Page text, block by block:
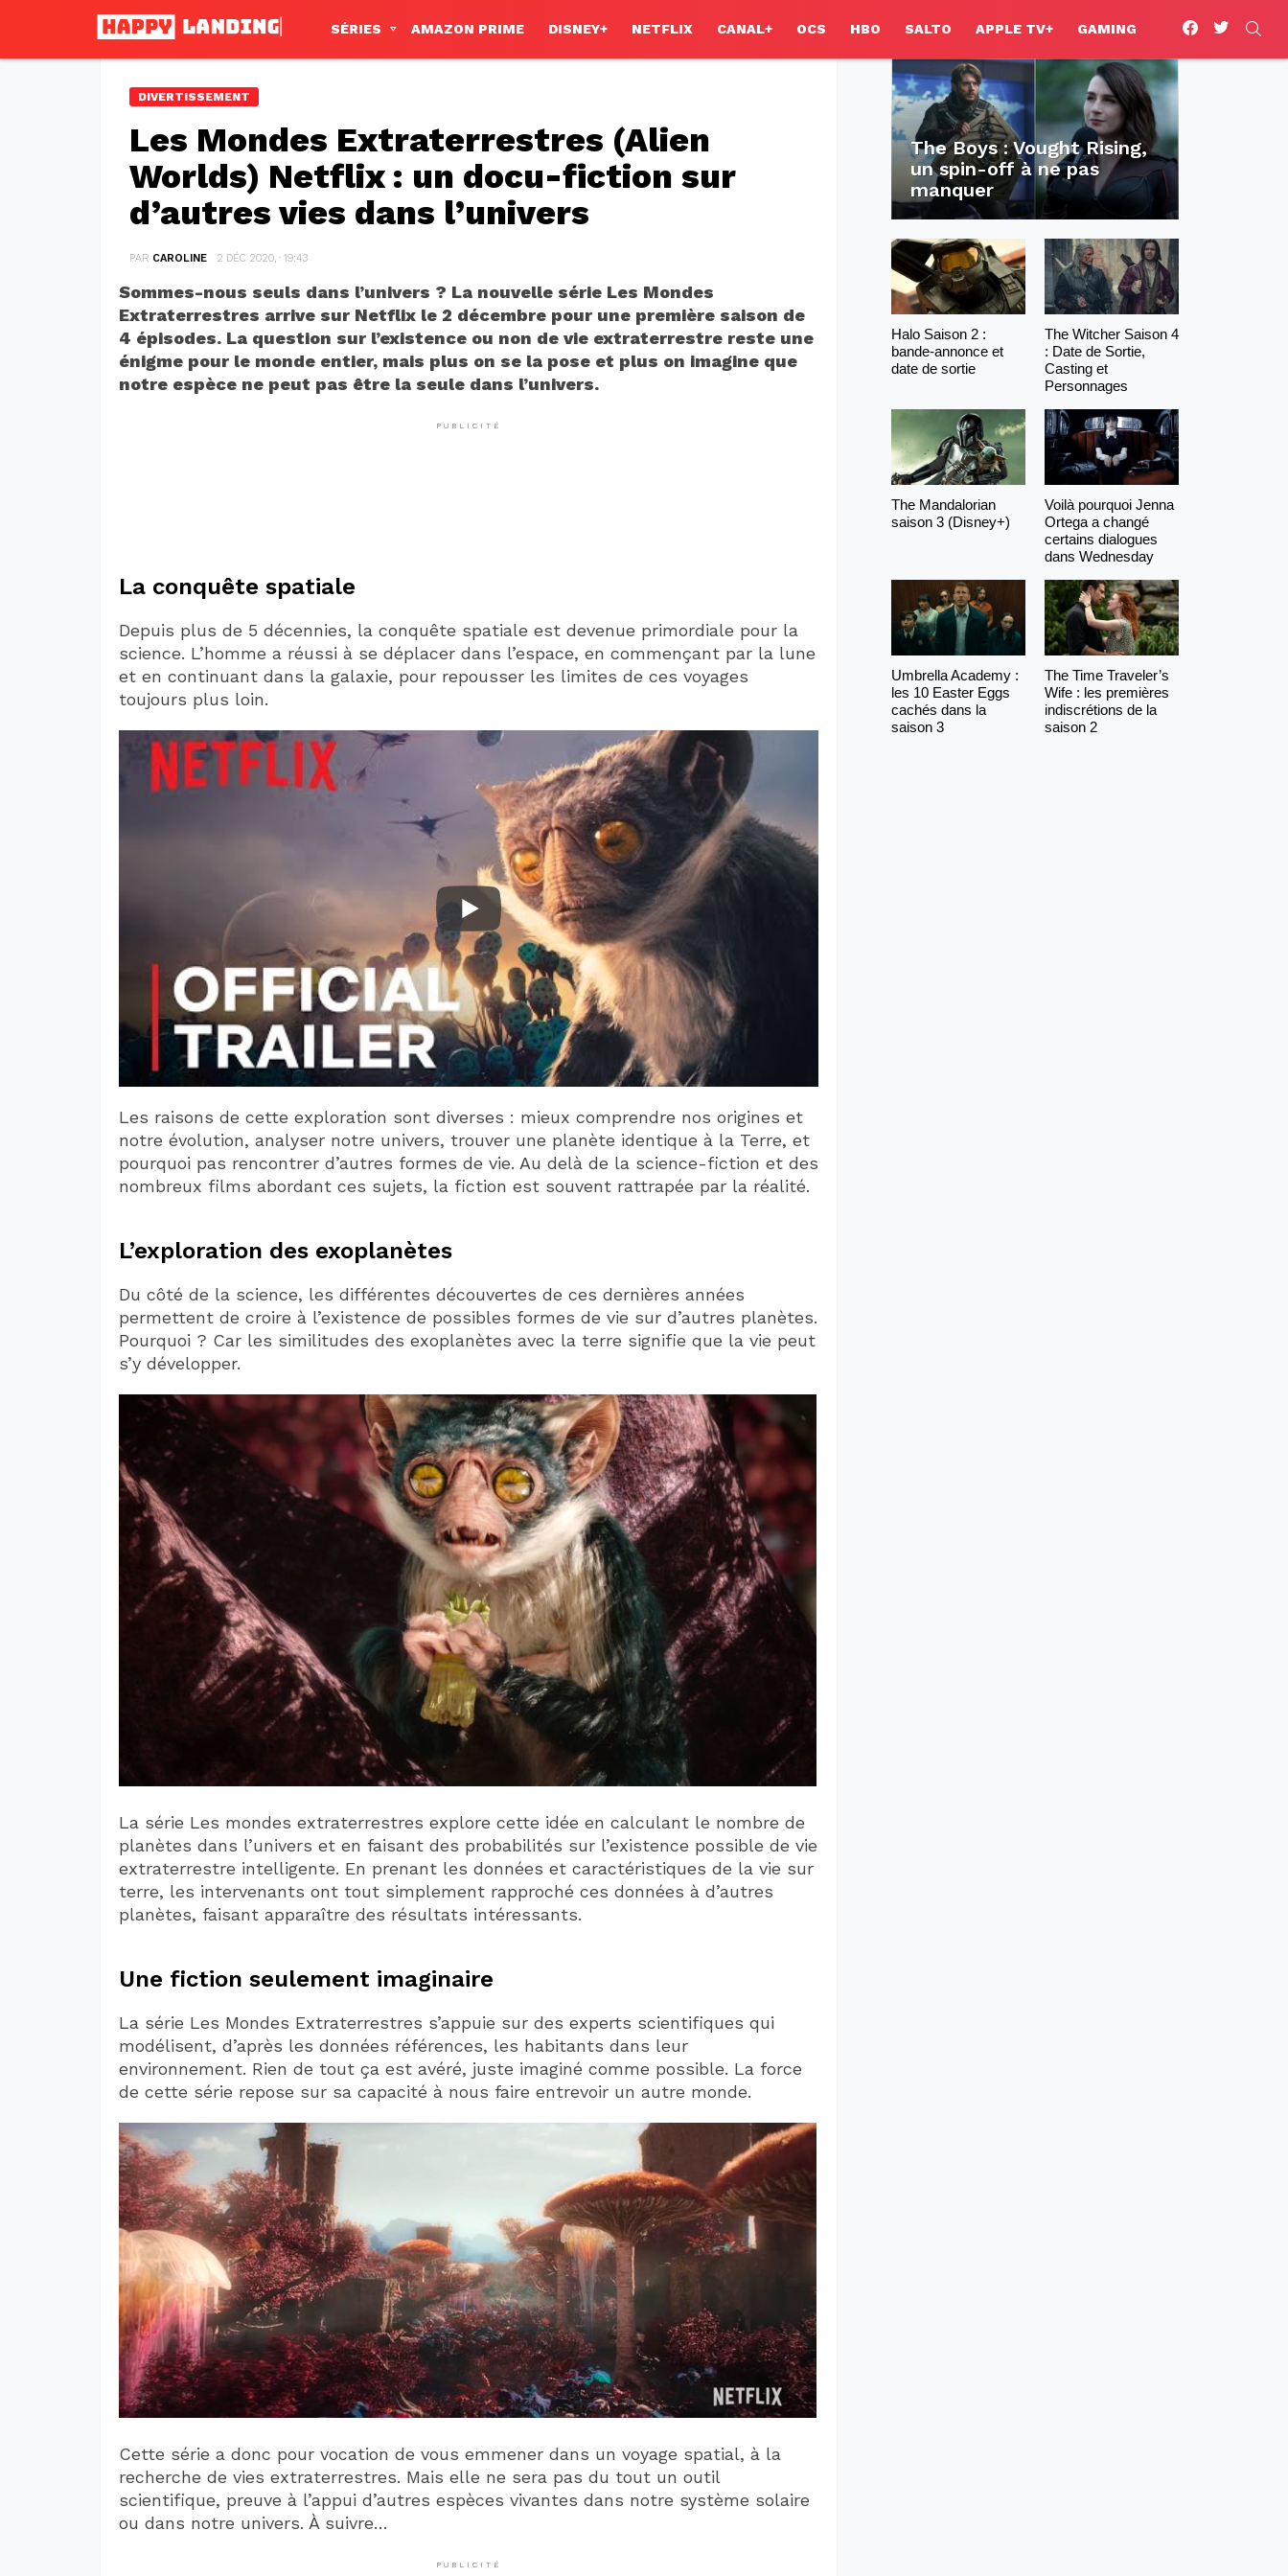
SÉRIES AMAZON PRIME DISNEY+ NETFLIX CANAL+ OCS HBO SALTO APPLE TV+ GAMING
facebooktwitter
DIVERTISSEMENT
Les Mondes Extraterrestres (Alien
Worlds) Netflix : un docu-fiction sur
d’autres vies dans l’univers
PAR CAROLINE 2 DÉC 2020, · 19:43
Sommes-nous seuls dans l’univers ? La nouvelle série Les Mondes
Extraterrestres arrive sur Netflix le 2 décembre pour une première saison de
4 épisodes. La question sur l’existence ou non de vie extraterrestre reste une
énigme pour le monde entier, mais plus on se la pose et plus on imagine que
notre espèce ne peut pas être la seule dans l’univers.
PUBLICITÉ
La conquête spatiale
Depuis plus de 5 décennies, la conquête spatiale est devenue primordiale pour la
science. L’homme a réussi à se déplacer dans l’espace, en commençant par la lune
et en continuant dans la galaxie, pour repousser les limites de ces voyages
toujours plus loin.
Les raisons de cette exploration sont diverses : mieux comprendre nos origines et
notre évolution, analyser notre univers, trouver une planète identique à la Terre, et
pourquoi pas rencontrer d’autres formes de vie. Au delà de la science-fiction et des
nombreux films abordant ces sujets, la fiction est souvent rattrapée par la réalité.
L’exploration des exoplanètes
Du côté de la science, les différentes découvertes de ces dernières années
permettent de croire à l’existence de possibles formes de vie sur d’autres planètes.
Pourquoi ? Car les similitudes des exoplanètes avec la terre signifie que la vie peut
s’y développer.
La série Les mondes extraterrestres explore cette idée en calculant le nombre de
planètes dans l’univers et en faisant des probabilités sur l’existence possible de vie
extraterrestre intelligente. En prenant les données et caractéristiques de la vie sur
terre, les intervenants ont tout simplement rapproché ces données à d’autres
planètes, faisant apparaître des résultats intéressants.
Une fiction seulement imaginaire
La série Les Mondes Extraterrestres s’appuie sur des experts scientifiques qui
modélisent, d’après les données références, les habitants dans leur
environnement. Rien de tout ça est avéré, juste imaginé comme possible. La force
de cette série repose sur sa capacité à nous faire entrevoir un autre monde.
Cette série a donc pour vocation de vous emmener dans un voyage spatial, à la
recherche de vies extraterrestres. Mais elle ne sera pas du tout un outil
scientifique, preuve à l’appui d’autres espèces vivantes dans notre système solaire
ou dans notre univers. À suivre…
PUBLICITÉ
The Boys : Vought Rising,
un spin-off à ne pas
manquer
Halo Saison 2 :
bande-annonce et
date de sortie
The Witcher Saison 4
: Date de Sortie,
Casting et
Personnages
The Mandalorian
saison 3 (Disney+)
Voilà pourquoi Jenna
Ortega a changé
certains dialogues
dans Wednesday
Umbrella Academy :
les 10 Easter Eggs
cachés dans la
saison 3
The Time Traveler’s
Wife : les premières
indiscrétions de la
saison 2